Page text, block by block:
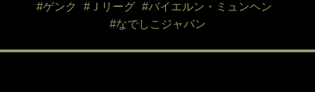
#ゲンク
#Ｊリーグ
#バイエルン・ミュンヘン
#なでしこジャパン